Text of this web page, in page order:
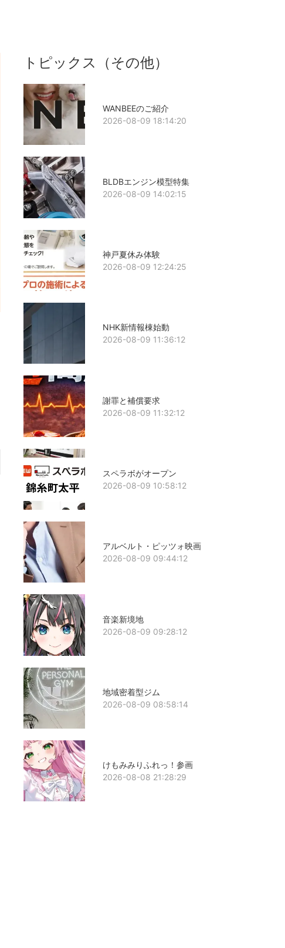
トピックス（その他）
WANBEEのご紹介
2026-08-09 18:14:20
BLDBエンジン模型特集
2026-08-09 14:02:15
神戸夏休み体験
2026-08-09 12:24:25
NHK新情報棟始動
2026-08-09 11:36:12
謝罪と補償要求
2026-08-09 11:32:12
スペラボがオープン
2026-08-09 10:58:12
アルベルト・ピッツォ映画
2026-08-09 09:44:12
音楽新境地
2026-08-09 09:28:12
地域密着型ジム
2026-08-09 08:58:14
けもみみりふれっ！参画
2026-08-08 21:28:29